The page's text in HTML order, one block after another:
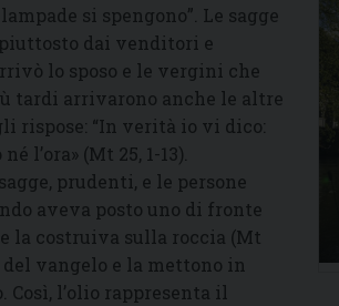
si spengono”. Le sagge
piuttosto dai venditori e
lo sposo e le vergini che
tardi arrivarono anche le altre
rispose: “In verità io vi dico:
l’ora» (Mt 25, 1-13).
prudenti, e le persone
aveva posto uno di fronte
la costruiva sulla roccia (Mt
vangelo e la mettono in
l’olio rappresenta il